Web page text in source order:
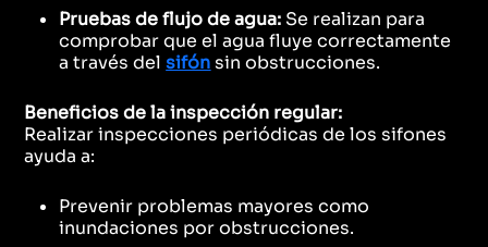
Pruebas de flujo de agua: Se realizan para
comprobar que el agua fluye correctamente
a través delsifónsin obstrucciones.
Beneficios de la inspección regular:
Realizar inspecciones periódicas de los sifones
ayuda a:
Prevenir problemas mayores como
inundaciones por obstrucciones.